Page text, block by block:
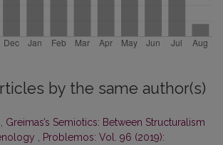
by the same author(s)
Greimas’s Semiotics: Between Structuralism
Problemos: Vol. 96 (2019):